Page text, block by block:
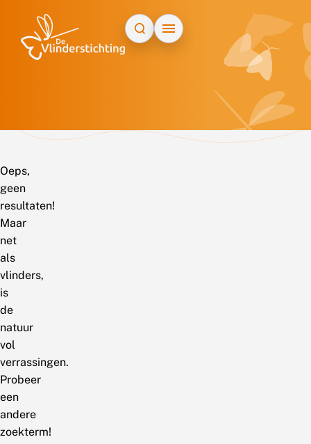
Oeps,
geen
resultaten!
Maar
net
als
vlinders,
is
de
natuur
vol
verrassingen.
Probeer
een
andere
zoekterm!